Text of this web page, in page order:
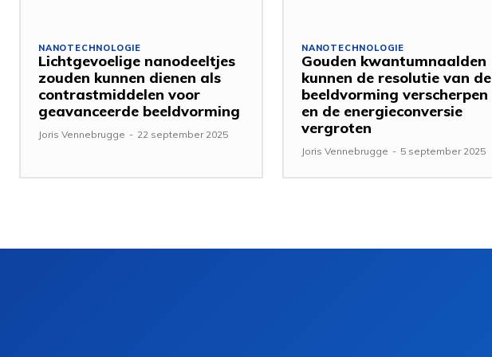
NANOTECHNOLOGIE
Lichtgevoelige nanodeeltjes
zouden kunnen dienen als
contrastmiddelen voor
geavanceerde beeldvorming
Joris Vennebrugge - 22 september 2025
NANOTECHNOLOGIE
Gouden kwantumnaalden
kunnen de resolutie van de
beeldvorming verscherpen
en de energieconversie
vergroten
Joris Vennebrugge - 5 september 2025